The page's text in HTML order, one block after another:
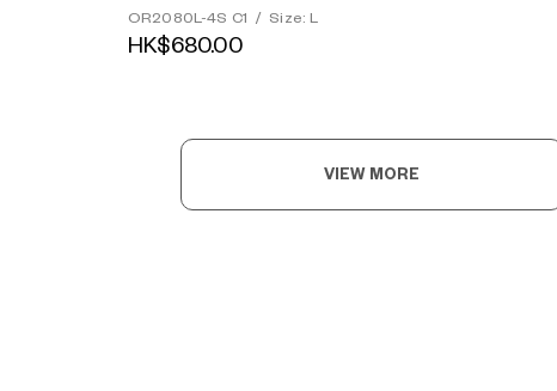
OR2080L-4S C1 / Size: L
HK$680.00
VIEW MORE